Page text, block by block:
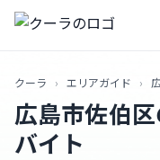
クーラ › エリアガイド ›
広島市佐伯
バイト